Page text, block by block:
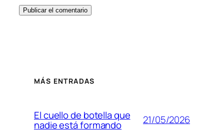
MÁS ENTRADAS
El cuello de botella que
nadie está formando 21/05/2026